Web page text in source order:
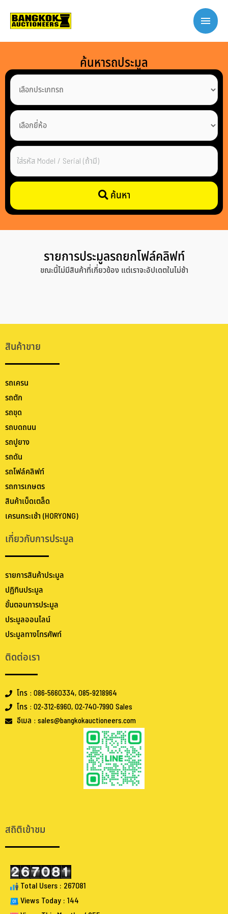
ค้นหารถประมูล
ค้นหา
รายการประมูลรถยกโฟล์คลิฟท์
ขณะนี้ไม่มีสินค้าที่เกี่ยวข้อง แต่เราจะอัปเดตในไม่ช้า
สินค้าขาย
รถเครน
รถตัก
รถขุด
รถบดถนน
รถปูยาง
รถดัน
รถโฟล์คลิฟท์
รถการเกษตร
สินค้าเบ็ดเตล็ด
เครนกระเช้า (HORYONG)
เกี่ยวกับการประมูล
รายการสินค้าประมูล
ปฏิทินประมูล
ขั้นตอนการประมูล
ประมูลออนไลน์
ประมูลทางโทรศัพท์
ติดต่อเรา
โทร : 086-5660334, 085-9218964
โทร : 02-312-6960, 02-740-7990 Sales
อีเมล : sales@bangkokauctioneers.com
สถิติเข้าชม
Total Users : 267081
Views Today : 144